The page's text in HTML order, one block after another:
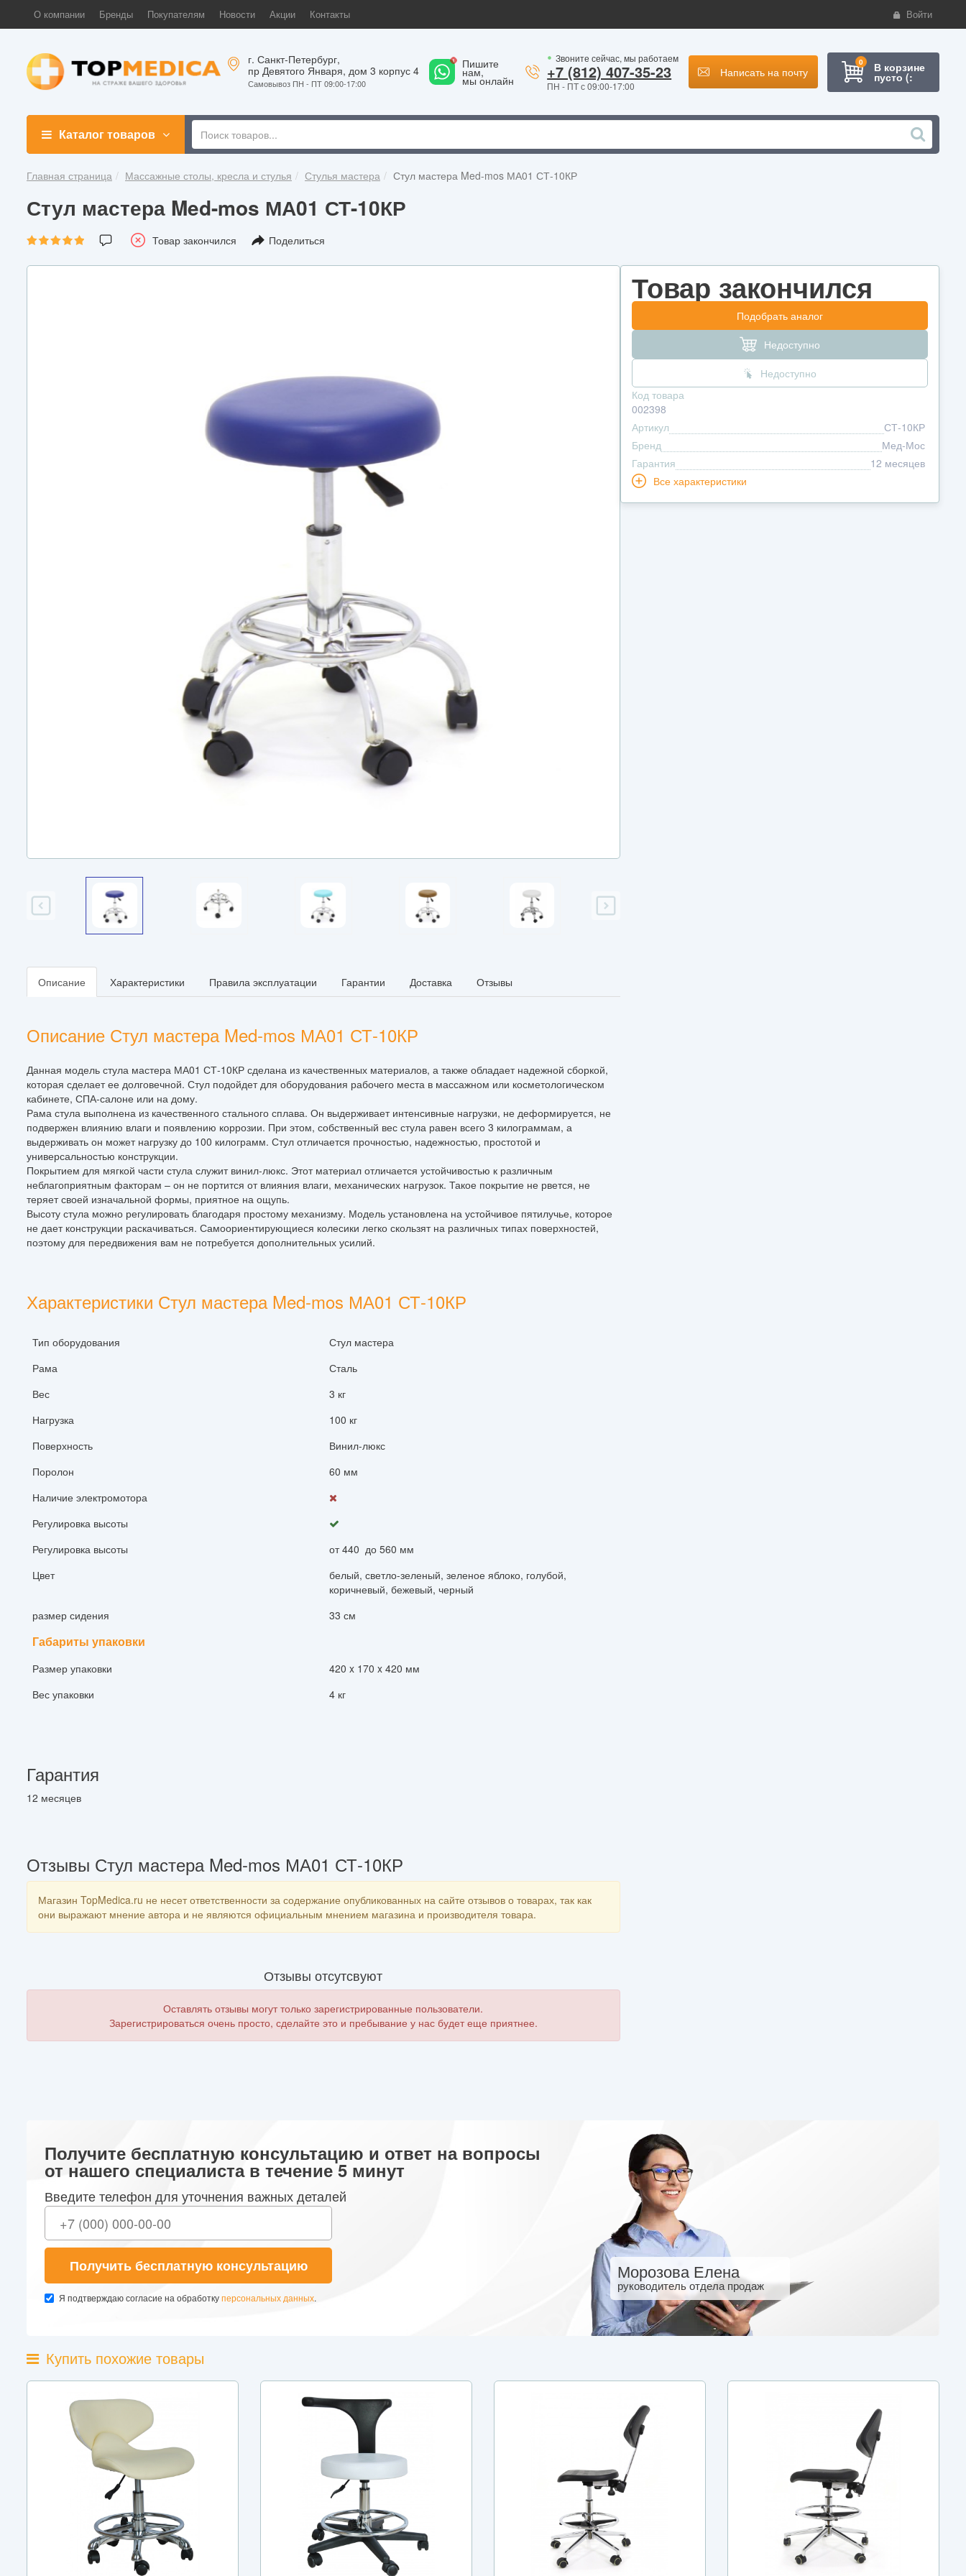
О компании Бренды Покупателям Новости Акции Контакты Войти
г. Санкт-Петербург,
пр Девятого Января, дом 3 корпус 4
Самовывоз ПН - ПТ 09:00-17:00
1 Пишите
нам,
мы онлайн
Звоните сейчас, мы работаем
+7 (812) 407-35-23
ПН - ПТ с 09:00-17:00
Написать на почту
0 В корзине
пусто (:
Каталог товаров
Главная страница Массажные столы, кресла и стулья Стулья мастера Стул мастера Med-mos МА01 СТ-10КР
Стул мастера Med-mos МА01 СТ-10КР
Товар закончился Поделиться
Товар закончился
Подобрать аналог
Недоступно
Недоступно
Код товара
002398
Артикул
СТ-10КР
Бренд
Мед-Мос
Гарантия
12 месяцев
Все характеристики
Описание Характеристики Правила эксплуатации Гарантии Доставка Отзывы
Описание Стул мастера Med-mos МА01 СТ-10КР
Данная модель стула мастера МА01 СТ-10КР сделана из качественных материалов, а также обладает надежной сборкой,
которая сделает ее долговечной. Стул подойдет для оборудования рабочего места в массажном или косметологическом
кабинете, СПА-салоне или на дому.
Рама стула выполнена из качественного стального сплава. Он выдерживает интенсивные нагрузки, не деформируется, не
подвержен влиянию влаги и появлению коррозии. При этом, собственный вес стула равен всего 3 килограммам, а
выдерживать он может нагрузку до 100 килограмм. Стул отличается прочностью, надежностью, простотой и
универсальностью конструкции.
Покрытием для мягкой части стула служит винил-люкс. Этот материал отличается устойчивостью к различным
неблагоприятным факторам – он не портится от влияния влаги, механических нагрузок. Такое покрытие не рвется, не
теряет своей изначальной формы, приятное на ощупь.
Высоту стула можно регулировать благодаря простому механизму. Модель установлена на устойчивое пятилучье, которое
не дает конструкции раскачиваться. Самоориентирующиеся колесики легко скользят на различных типах поверхностей,
поэтому для передвижения вам не потребуется дополнительных усилий.
Характеристики Стул мастера Med-mos МА01 СТ-10КР
Тип оборудования
Стул мастера
Рама
Сталь
Вес
3 кг
Нагрузка
100 кг
Поверхность
Винил-люкс
Поролон
60 мм
Наличие электромотора
Регулировка высоты
Регулировка высоты
от 440 до 560 мм
Цвет
белый, светло-зеленый, зеленое яблоко, голубой,
коричневый, бежевый, черный
размер сидения
33 см
Габариты упаковки
Размер упаковки
420 x 170 x 420 мм
Вес упаковки
4 кг
Гарантия
12 месяцев
Отзывы Стул мастера Med-mos МА01 СТ-10КР
Магазин TopMedica.ru не несет ответственности за содержание опубликованных на сайте отзывов о товарах, так как
они выражают мнение автора и не являются официальным мнением магазина и производителя товара.
Отзывы отсутсвуют
Оставлять отзывы могут только зарегистрированные пользователи.
Зарегистрироваться очень просто, сделайте это и пребывание у нас будет еще приятнее.
Получите бесплатную консультацию и ответ на вопросы
от нашего специалиста в течение 5 минут
Введите телефон для уточнения важных деталей
Получить бесплатную консультацию
Я подтверждаю согласие на обработкуперсональных данных.
Морозова Елена
руководитель отдела продаж
Купить похожие товары